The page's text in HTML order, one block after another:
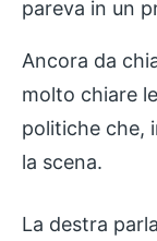
pareva in un
Ancora da
molto chiare
politiche che,
la scena.
La destra